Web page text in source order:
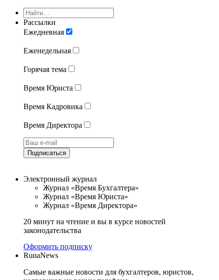
Рассылки
Ежедневная
Еженедельная
Горячая тема
Время Юриста
Время Кадровика
Время Директора
Подписаться
Электронный журнал
Журнал «Время Бухгалтера»
Журнал «Время Юриста»
Журнал «Время Директора»
20 минут на чтение и вы в курсе новостей
законодательства
Оформить подписку
RunaNews
Самые важные новости для бухгалтеров, юристов,